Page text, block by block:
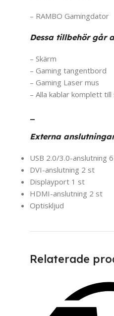
– RAMBO Gamingdator
Dessa tillbehör går
– Skärm
– Gaming tangentbord
– Gaming Laser mus
– Alla kablar komplett
Externa
USB 2.0/3.0-anslutning
DVI-anslutning 2 st
Displayport 1 st
HDMI-anslutning 2 st
Optiskljud
Relaterade